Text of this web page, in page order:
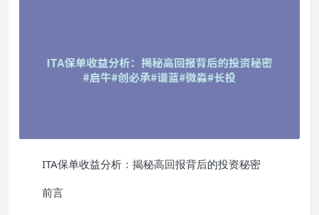
ITA保单收益分析：揭秘高回报背后的投资秘密
前言